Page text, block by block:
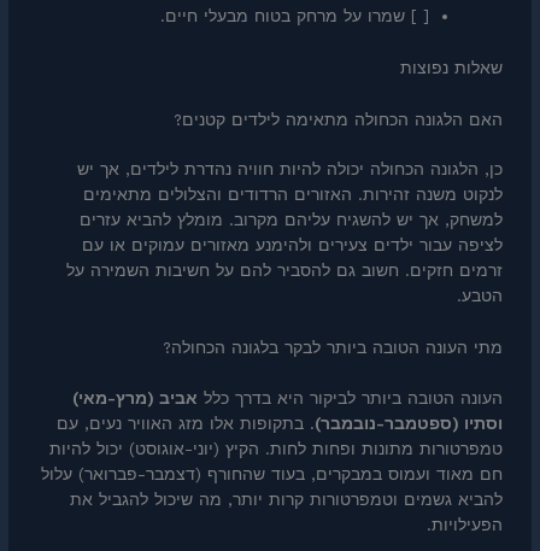
[ ] שמרו על מרחק בטוח מבעלי חיים.
שאלות נפוצות
האם הלגונה הכחולה מתאימה לילדים קטנים?
כן, הלגונה הכחולה יכולה להיות חוויה נהדרת לילדים, אך יש
לנקוט משנה זהירות. האזורים הרדודים והצלולים מתאימים
למשחק, אך יש להשגיח עליהם מקרוב. מומלץ להביא עזרים
לציפה עבור ילדים צעירים ולהימנע מאזורים עמוקים או עם
זרמים חזקים. חשוב גם להסביר להם על חשיבות השמירה על
הטבע.
מתי העונה הטובה ביותר לבקר בלגונה הכחולה?
העונה הטובה ביותר לביקור היא בדרך כלל אביב (מרץ-מאי)
וסתיו (ספטמבר-נובמבר). בתקופות אלו מזג האוויר נעים, עם
טמפרטורות מתונות ופחות לחות. הקיץ (יוני-אוגוסט) יכול להיות
חם מאוד ועמוס במבקרים, בעוד שהחורף (דצמבר-פברואר) עלול
להביא גשמים וטמפרטורות קרות יותר, מה שיכול להגביל את
הפעילויות.